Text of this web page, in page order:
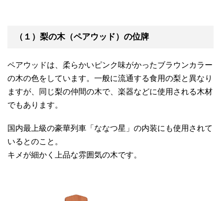
（１）梨の木（ペアウッド）の位牌
ペアウッドは、柔らかいピンク味がかったブラウンカラー
の木の色をしています。一般に流通する食用の梨と異なり
ますが、同じ梨の仲間の木で、楽器などに使用される木材
でもあります。
国内最上級の豪華列車「ななつ星」の内装にも使用されて
いるとのこと。
キメが細かく上品な雰囲気の木です。